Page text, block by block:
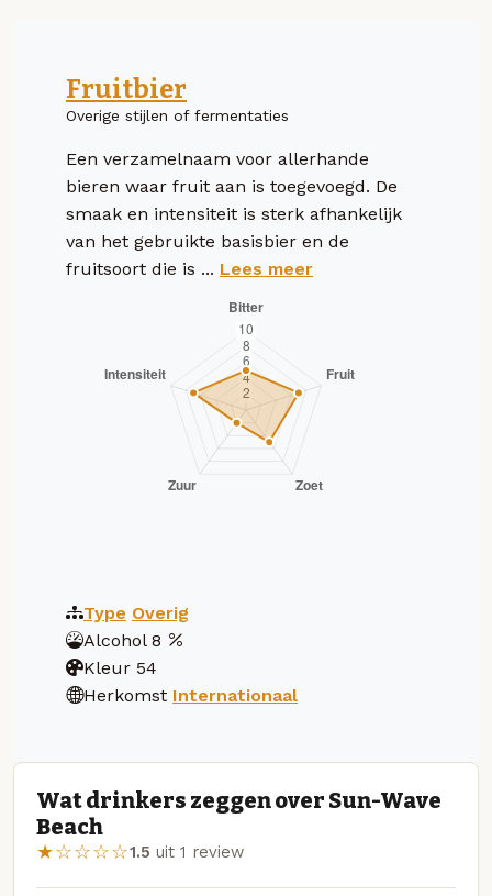
Fruitbier
Overige stijlen of fermentaties
Een verzamelnaam voor allerhande
bieren waar fruit aan is toegevoegd. De
smaak en intensiteit is sterk afhankelijk
van het gebruikte basisbier en de
fruitsoort die is ... Lees meer
Type Overig
Alcohol 8
Kleur 54
Herkomst Internationaal
Wat drinkers zeggen over Sun-Wave
Beach
★☆☆☆☆1.5 uit 1 review